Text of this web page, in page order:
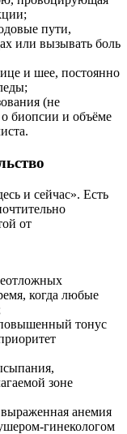
пути,
или вызывать боль
и шее, постоянно
(не
биопсии и объёме
и сейчас». Есть
от
когда любые
тонус
зоне
анемия
гинекологом